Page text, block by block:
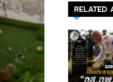
RELATED